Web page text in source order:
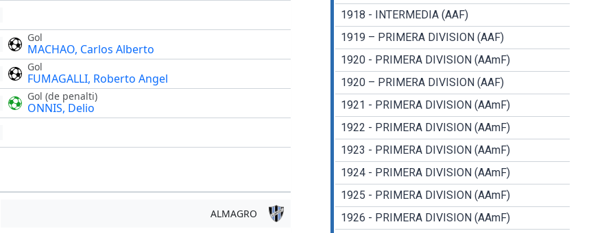
Gol
MACHAO, Carlos Alberto
Gol
FUMAGALLI, Roberto Angel
Gol (de penalti)
ONNIS, Delio
ALMAGRO
1918 - INTERMEDIA (AAF)
1919 – PRIMERA DIVISION (AAF)
1920 - PRIMERA DIVISION (AAmF)
1920 – PRIMERA DIVISION (AAF)
1921 - PRIMERA DIVISION (AAmF)
1922 - PRIMERA DIVISION (AAmF)
1923 - PRIMERA DIVISION (AAmF)
1924 - PRIMERA DIVISION (AAmF)
1925 - PRIMERA DIVISION (AAmF)
1926 - PRIMERA DIVISION (AAmF)